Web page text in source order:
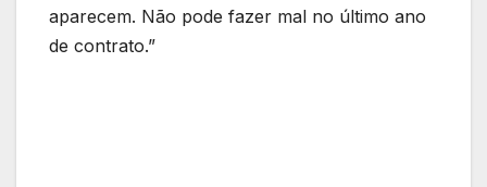
aparecem. Não pode fazer mal no último ano
de contrato.”